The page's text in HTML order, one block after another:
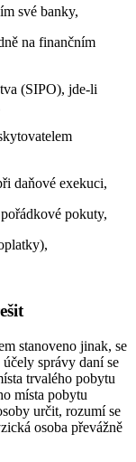
své banky,
na finančním
(SIPO), jde-li
daňové exekuci,
pokuty,
stanoveno jinak, se
správy daní se
trvalého pobytu
místa pobytu
určit, rozumí se
osoba převážně